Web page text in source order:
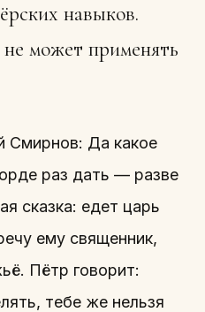
навыков.
может применять
Смирнов: Да какое
раз дать — разве
сказка: едет царь
ему священник,
Пётр говорит:
тебе же нельзя